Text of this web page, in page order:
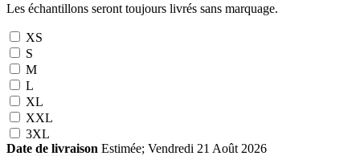
Les échantillons seront toujours livrés sans marquage.
XS
S
M
L
XL
XXL
3XL
Date de livraison Estimée; Vendredi 21 Août 2026